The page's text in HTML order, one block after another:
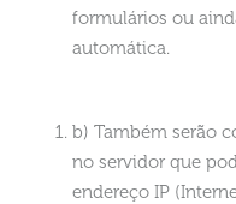
formulários ou
automática.
b) Também serão
no servidor que
endereço IP